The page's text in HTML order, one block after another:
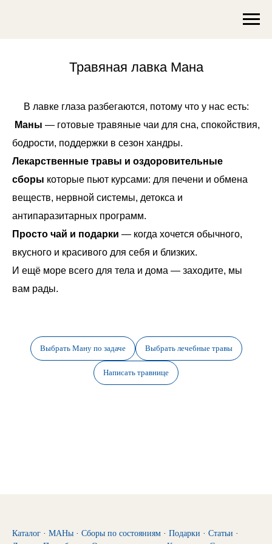
Травяная лавка Мана
В лавке глаза разбегаются, потому что у нас есть:
Маны — готовые травяные чаи для сна, спокойствия,
бодрости, поддержки в сезон хандры.​​
Лекарственные травы и оздоровительные
сборы которые пьют курсами: для печени и обмена
веществ, нервной системы, детокса и
антипаразитарных программ.
Просто чай и подарки — когда хочется обычного,
вкусного и красивого для себя и близких.​
И ещё море всего для тела и дома — заходите, мы
вам рады.
Выбрать Ману по задаче Выбрать лечебные травы
Написать травнице
Каталог · МАНы · Сборы по состояниям · Подарки · Статьи ·